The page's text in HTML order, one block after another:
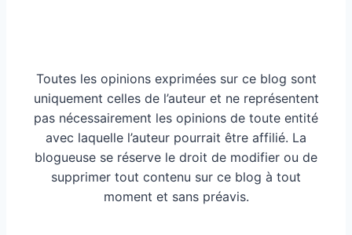
Toutes les opinions exprimées sur ce blog sont
uniquement celles de l’auteur et ne représentent
pas nécessairement les opinions de toute entité
avec laquelle l’auteur pourrait être affilié. La
blogueuse se réserve le droit de modifier ou de
supprimer tout contenu sur ce blog à tout
moment et sans préavis.